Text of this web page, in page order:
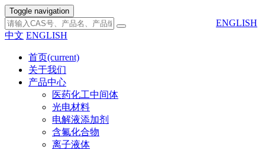
Toggle navigation
ENGLISH
中文 ENGLISH
首页(current)
关于我们
产品中心
医药化工中间体
光电材料
电解液添加剂
含氟化合物
离子液体